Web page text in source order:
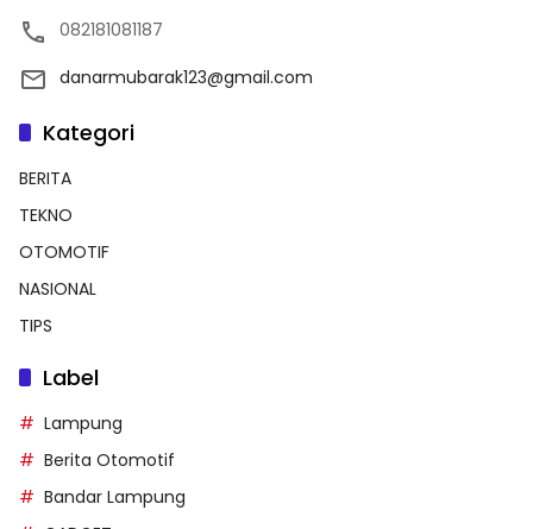
082181081187
danarmubarak123@gmail.com
Kategori
BERITA
TEKNO
OTOMOTIF
NASIONAL
TIPS
Label
Lampung
Berita Otomotif
Bandar Lampung